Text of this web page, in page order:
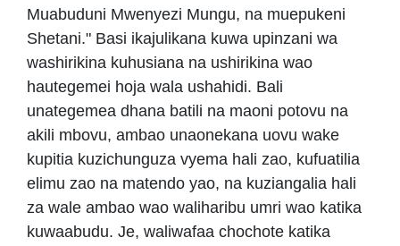
Muabuduni Mwenyezi Mungu, na muepukeni
Shetani." Basi ikajulikana kuwa upinzani wa
washirikina kuhusiana na ushirikina wao
hautegemei hoja wala ushahidi. Bali
unategemea dhana batili na maoni potovu na
akili mbovu, ambao unaonekana uovu wake
kupitia kuzichunguza vyema hali zao, kufuatilia
elimu zao na matendo yao, na kuziangalia hali
za wale ambao wao waliharibu umri wao katika
kuwaabudu. Je, waliwafaa chochote katika